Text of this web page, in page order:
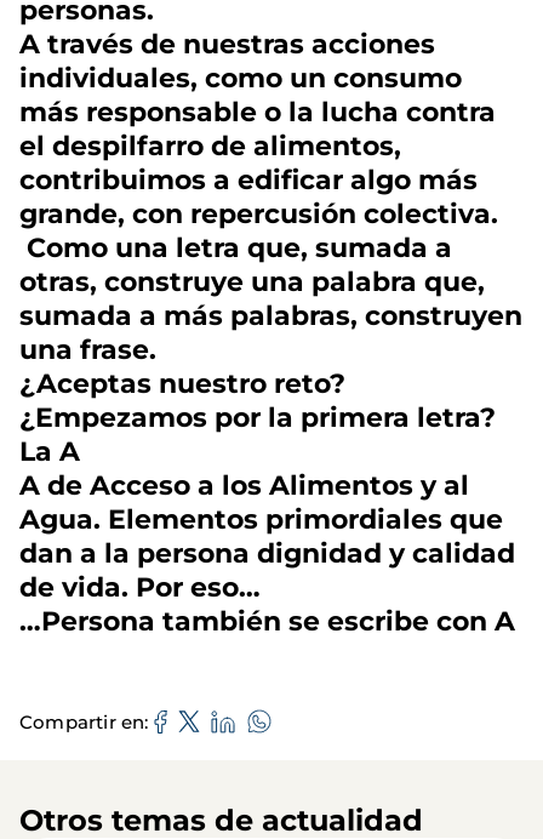
personas.
A través de nuestras acciones
individuales, como un consumo
más responsable o la lucha contra
el despilfarro de alimentos,
contribuimos a edificar algo más
grande, con repercusión colectiva.
Como una letra que, sumada a
otras, construye una palabra que,
sumada a más palabras, construyen
una frase.
¿Aceptas nuestro reto?
¿Empezamos por la primera letra?
La A
A de Acceso a los Alimentos y al
Agua. Elementos primordiales que
dan a la persona dignidad y calidad
de vida. Por eso…
…Persona también se escribe con A
Compartir en
Otros temas de actualidad